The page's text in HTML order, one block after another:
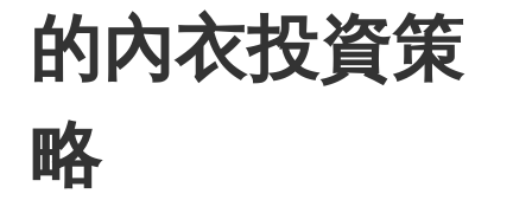
的內衣投資策
略